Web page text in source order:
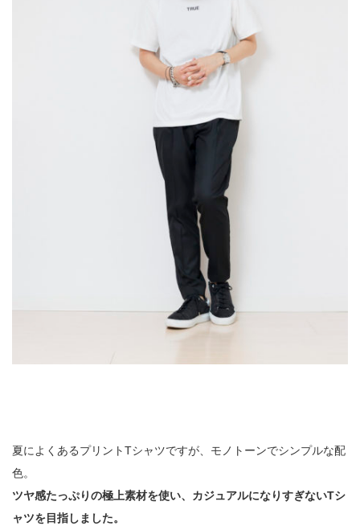
夏によくあるプリントTシャツですが、モノトーンでシンプルな配
色。
ツヤ感たっぷりの極上素材を使い、カジュアルになりすぎないTシ
ャツを目指しました。